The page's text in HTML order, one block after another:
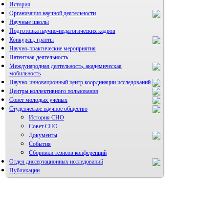
История
Организация научной деятельности
Научные школы
Подготовка научно-педагогических кадров
Конкурсы, гранты
Научно-практические мероприятия
Патентная деятельность
Международная деятельность, академическая
мобильность
Научно-инновационный центр координации исследований
НИИ микрохирургии и клинической анатомии
Центры коллективного пользования
Совет молодых учёных
Студенческое научное общество
История СНО
Совет СНО
Документы
События
Сборники тезисов конференций
Отдел диссертационных исследований
Публикации